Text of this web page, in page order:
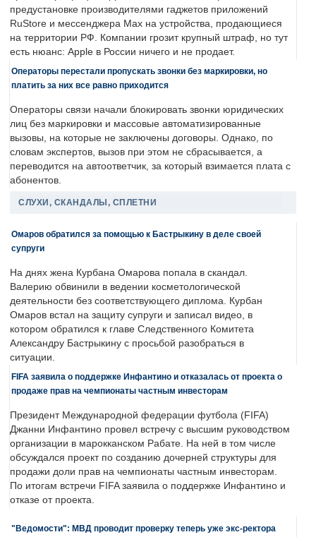
предустановке производителями гаджетов приложений
RuStore и мессенджера Max на устройства, продающиеся
на территории РФ. Компании грозит крупный штраф, но тут
есть нюанс: Apple в России ничего и не продает.
Операторы перестали пропускать звонки без маркировки, но
платить за них все равно приходится
Операторы связи начали блокировать звонки юридических
лиц без маркировки и массовые автоматизированные
вызовы, на которые не заключены договоры. Однако, по
словам экспертов, вызов при этом не сбрасывается, а
переводится на автоответчик, за который взимается плата с
абонентов.
СЛУХИ, СКАНДАЛЫ, СПЛЕТНИ
Омаров обратился за помощью к Бастрыкину в деле своей
супруги
На днях жена Курбана Омарова попала в скандал.
Валерию обвинили в ведении косметологической
деятельности без соответствующего диплома. Курбан
Омаров встал на защиту супруги и записал видео, в
котором обратился к главе Следственного Комитета
Александру Бастрыкину с просьбой разобраться в
ситуации.
FIFA заявила о поддержке Инфантино и отказалась от проекта о
продаже прав на чемпионаты частным инвесторам
Президент Международной федерации футбола (FIFA)
Джанни Инфантино провел встречу с высшим руководством
организации в марокканском Рабате. На ней в том числе
обсуждался проект по созданию дочерней структуры для
продажи доли прав на чемпионаты частным инвесторам.
По итогам встречи FIFA заявила о поддержке Инфантино и
отказе от проекта.
"Ведомости": МВД проводит проверку теперь уже экс-ректора